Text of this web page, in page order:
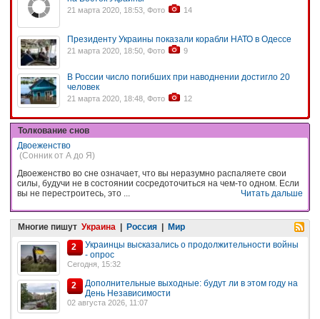
21 марта 2020, 18:53, Фото 14
Президенту Украины показали корабли НАТО в Одессе
21 марта 2020, 18:50, Фото 9
В России число погибших при наводнении достигло 20
человек
21 марта 2020, 18:48, Фото 12
Толкование снов
Двоеженство
(Сонник от А до Я)
Двоеженство во сне означает, что вы неразумно распаляете свои
силы, будучи не в состоянии сосредоточиться на чем-то одном. Если
вы не перестроитесь, это ...
Читать дальше
Многие пишут Украина Россия
Мир
2
Украинцы высказались о продолжительности войны
- опрос
Сегодня, 15:32
2
Дополнительные выходные: будут ли в этом году на
День Независимости
02 августа 2026, 11:07